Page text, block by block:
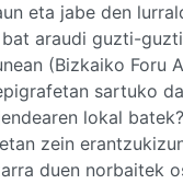
eta jabe den
araudi guzti-
(Bizkaiko Foru
sartuko
lokal
zein
duen norbaitek